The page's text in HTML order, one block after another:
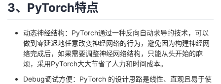
3、PyTorch特点
动态神经结构：PyTorch通过一种反向自动求导的技术，可以
做到零延迟地任意改变神经网络的行为，避免因为构建神经网
络完成后，如果需要调整神经网络结构，只能从头开始的麻
烦，采用PyTorch大大节省了人力和时间成本。
Debug调试方便：PyTorch 的设计思路是线性、直观且易于使